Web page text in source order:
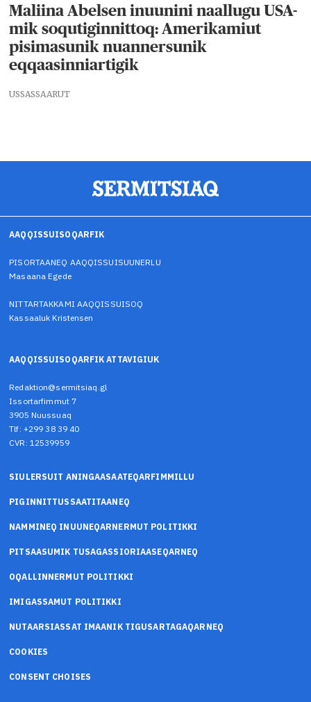
Maliina Abelsen inuunini naallugu USA-
mik soqutiginnittoq: Amerikamiut
pisimasunik nuannersunik
eqqaasinniartigik
USSASSAARUT
AAQQISSUISOQARFIK
PISORTAANEQ AAQQISSUISUUNERLU
Masaana Egede
NITTARTAKKAMI AAQQISSUISOQ
Kassaaluk Kristensen
AAQQISSUISOQARFIK ATTAVIGIUK
Redaktion@sermitsiaq.gl
Issortarfimmut 7
3905 Nuussuaq
Tlf: +299 38 39 40
CVR: 12539959
SIULERSUIT ANINGAASAATEQARFIMMILLU
PIGINNITTUSSAATITAANEQ
NAMMINEQ INUUNEQARNERMUT POLITIKKI
PITSAASUMIK TUSAGASSIORIAASEQARNEQ
OQALLINNERMUT POLITIKKI
IMIGASSAMUT POLITIKKI
NUTAARSIASSAT IMAANIK TIGUSARTAGAQARNEQ
COOKIES
CONSENT CHOISES